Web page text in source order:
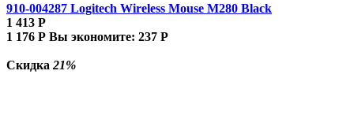
910-004287 Logitech Wireless Mouse M280 Black
1 413 Р
1 176 Р Вы экономите: 237 Р
Скидка 21%